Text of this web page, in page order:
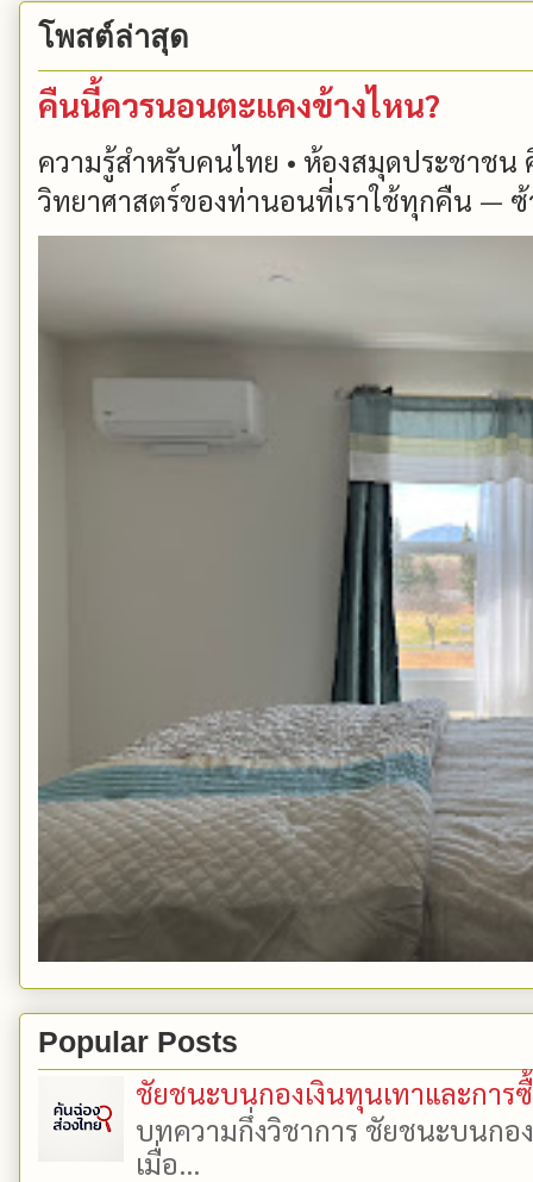
โพสต์ล่าสุด
คืนนี้ควรนอนตะแคงข้างไหน?
ความรู้สำหรับคนไทย • ห้องสมุดประชาช
วิทยาศาสตร์ของท่านอนที่เราใช้ทุกคืน — ซ้
Popular Posts
ชัยชนะบนกองเงินทุนเทาและการ
บทความกึ่งวิชาการ ชัยชนะบนกอ
เมื่อ...